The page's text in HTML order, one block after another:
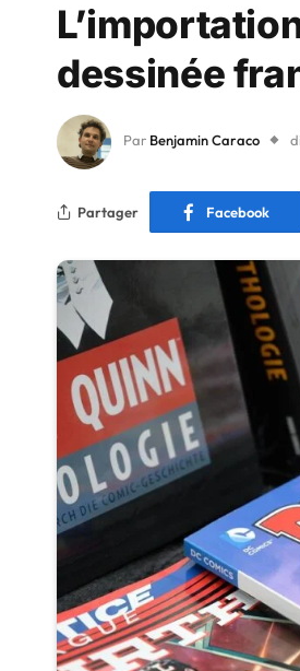
dessinée
Par Benjamin Caraco
Partager Facebook